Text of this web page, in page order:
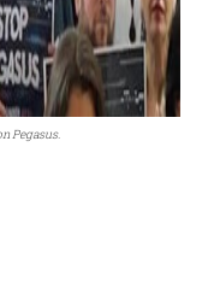
Pegasus.